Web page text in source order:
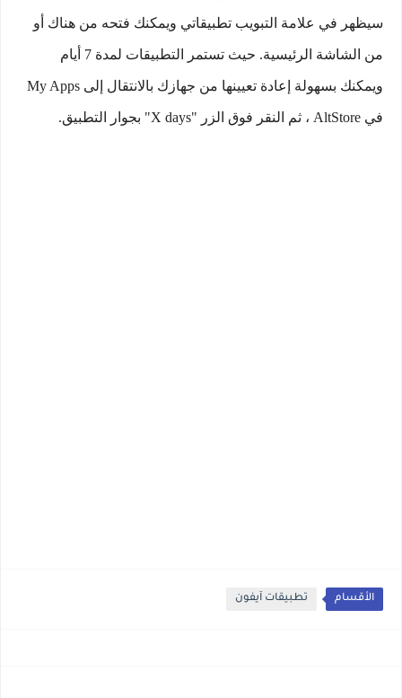
سيظهر في علامة التبويب تطبيقاتي ويمكنك فتحه من هناك أو
من الشاشة الرئيسية. حيث تستمر التطبيقات لمدة 7 أيام
ويمكنك بسهولة إعادة تعيينها من جهازك بالانتقال إلى My Apps
في AltStore ، ثم النقر فوق الزر "X days" بجوار التطبيق.
الأقسام تطبيقات آيفون